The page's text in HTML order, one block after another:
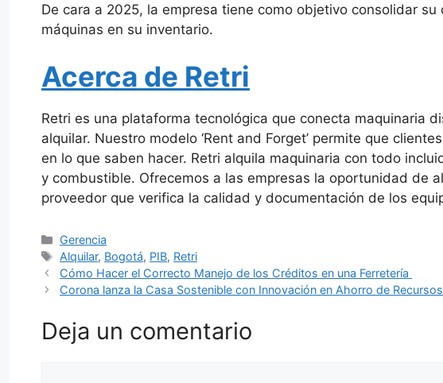
De cara a 2025, la empresa tiene como objetivo consolidar
máquinas en su inventario.
Acerca de Retri
Retri es una plataforma tecnológica que conecta maquinaria
alquilar. Nuestro modelo ‘Rent and Forget’ permite que
en lo que saben hacer. Retri alquila maquinaria con todo
y combustible. Ofrecemos a las empresas la oportunidad de
proveedor que verifica la calidad y documentación de los
Categorías
Gerencia
Etiquetas
Alquilar, Bogotá, PIB, Retri
Cómo Hacer el Correcto Manejo de los Créditos en una Ferretería
Corona lanza la Casa Sostenible con Innovación en Ahorro de Recursos
Deja un comentario